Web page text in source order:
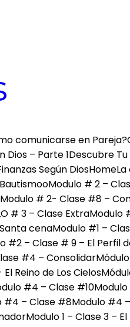
comunicarse en Pareja?
– Parte 1Descubre
Según DiosHome
Modulo # 2 –
Modulo # 2- Clase #8 –
# 3 – Clase ExtraModulo
cenaModulo #1 –
#2 – Clase # 9 – El Perfil
#4 – Consolidar
Reino de Los Cielos
#4 – Clase #10
#4 – Clase #8Modulo #4
Modulo 1 – Clase 3 –